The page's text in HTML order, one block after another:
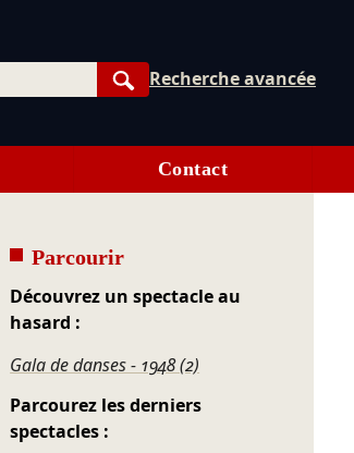
Rechercher
Recherche avancée
Contact
Parcourir
Découvrez un spectacle au
hasard :
Gala de danses - 1948 (2)
Parcourez les derniers
spectacles :